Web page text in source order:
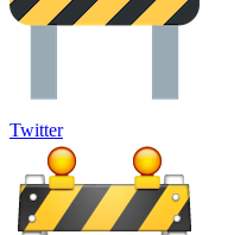
Twitter